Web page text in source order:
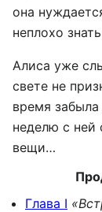
она
неплохо
Алиса уже
свете не
время забыла
неделю с ней
вещи…
Глава I